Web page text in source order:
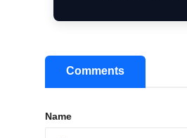
Comments
Name